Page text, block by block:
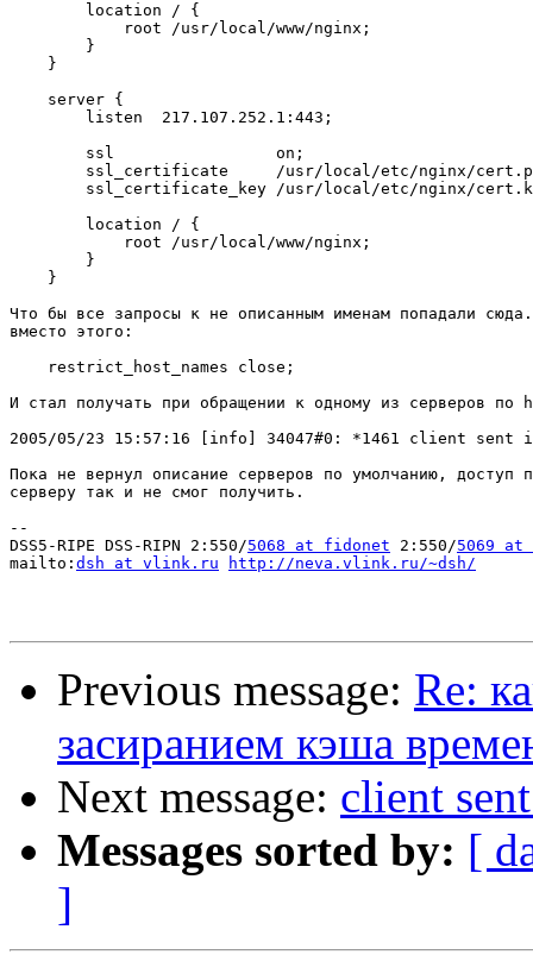
        location / {
            root /usr/local/www/nginx;
        }
    }
    server {
        listen  217.107.252.1:443;
        ssl                 on;
ssl_certificate     /usr/local/etc/nginx/
ssl_certificate_key /usr/local/etc/nginx/
        location / {
            root /usr/local/www/nginx;
        }
    }
Что бы все запросы к не описанным именам попадали
вместо этого:
    restrict_host_names close;
И стал получать при обращении к одному из серверов по
2005/05/23 15:57:16 [info] 34047#0: *1461 client sent invalid
Пока не вернул описание серверов по умолчанию,
серверу так и не смог получить.
--
DSS5-RIPE DSS-RIPN 2:550/5068 at fidonet 2:550/5069
mailto: dsh at vlink.ru http://neva.vlink.ru/~dsh/
Previous message: Re:
засиранием кэша
Next message: client
Messages sorted by: [
]